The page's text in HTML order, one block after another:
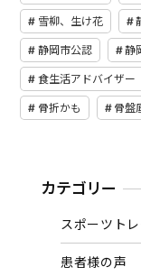
雪柳、生け花
静岡市公認 静
食生活アドバイザー
骨折かも 骨盤
カテゴリー
スポーツト
患者様の声